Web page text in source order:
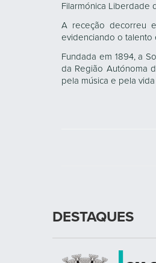
Filarmónica Liberdade
A receção decorreu
evidenciando o talento
Fundada em 1894, a
da Região Autónoma
pela música e pela
DESTAQUES